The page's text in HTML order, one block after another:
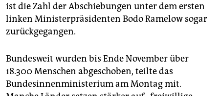
ist die Zahl der Abschiebungen unter dem ersten
linken Ministerpräsidenten Bodo Ramelow sogar
zurückgegangen.
Bundesweit wurden bis Ende November über
18.300 Menschen abgeschoben, teilte das
Bundesinnenministerium am Montag mit.